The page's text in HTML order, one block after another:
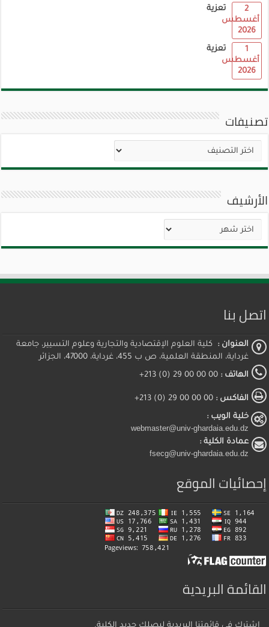
تعزية
2
أغسطس
2026
تعزية
1
أغسطس
2026
تصنيفات
تصنيفات
الأرشيف
الأرشيف
اتصل بنا
العنوان : كلية العلوم الإقتصادية والتجارية وعلوم التسيير، جامعة
غرداية، المنطقة العلمية، ص ب 455، غرداية، 47000، الجزائر
الهاتف : 00 00 00 29 (0) 213+
الفاكس : 00 00 00 29 (0) 213+
خلية الويب :
webmaster@univ-ghardaia.edu.dz
عمادة الكلية :
fsecg@univ-ghardaia.edu.dz
إحصائيات الموقع
القائمة البريدية